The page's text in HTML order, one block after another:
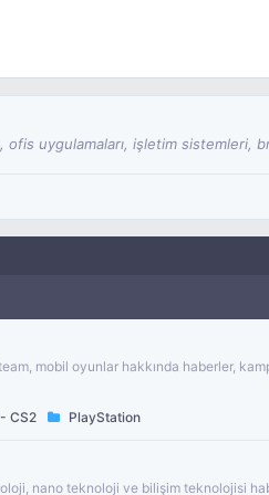
ofis uygulamaları, işletim sistemleri,
mobil oyunlar hakkında haberler,
CS2 PlayStation
nano teknoloji ve bilişim teknolojisi